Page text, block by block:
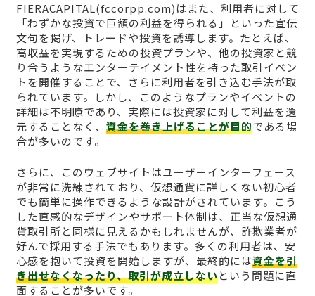
FIERACAPITAL(fccorpp.com)はまた、利用者に対して
「わずかな投資で巨額の利益を得られる」といった宣伝
文句を掲げ、トレードや投資を誘導します。たとえば、
高収益を実現するための投資プランや、他の投資家と競
り合うようなエンターテイメント性を持った取引イベン
トを開催することで、さらに利用者を引き込む手法が取
られています。しかし、このようなプランやイベントの
詳細は不明瞭であり、実際には投資家に対して利益を還
元することなく、 資金を巻き上げることが目的である場
合が多いのです。
さらに、このウェブサイトはユーザーインターフェース
が非常に洗練されており、仮想通貨に詳しくない初心者
でも簡単に操作できるような設計がされています。こう
した直感的なデザインやサポート体制は、正当な仮想通
貨取引所と同様に見えるかもしれませんが、詐欺業者が
好んで採用する手法でもあります。多くの利用者は、安
心感を抱いて投資を開始しますが、最終的には資金を引
き出せなくなったり、取引が成立しないという問題に直
面することが多いです。